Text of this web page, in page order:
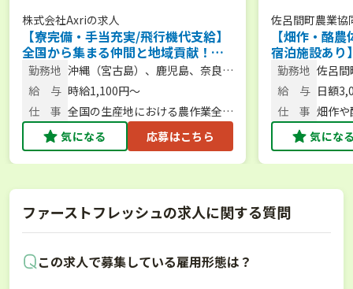
株式会社Axriの求人
【寮完備・手当充実/飛行機代支給】
全国から集まる仲間と地域貢献！農
繁期をサポートする短期アルバイト
を大募集！／大型特殊・フォークリ
フト免許保有者、大歓迎！
勤務地 沖縄（宮古島）、鹿児島、奈良、
北海道など
給 与 時給1,100円〜
仕 事 全国の生産地における農作業全般
／農作業・スタッフ管理
気になる 応募はこちら
佐呂間町農業協
【畑作・酪
宿泊施設あり
体験から新
スで始めら
勤務地 佐呂
給 与 日額
仕 事 畑作
気にな
ファーストフレッシュの求人に関する質問
この求人で募集している雇用形態は？